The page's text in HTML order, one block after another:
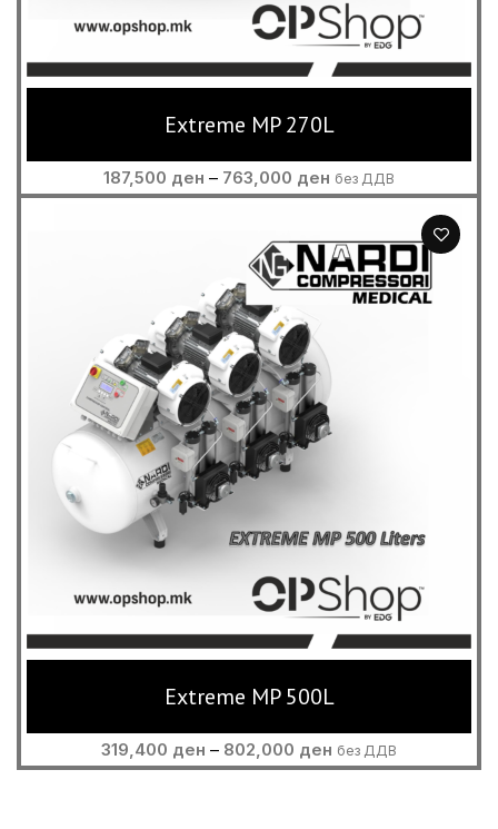
Extreme MP 270L
187,500 ден – 763,000 ден Price
range:
through
763,000 ден
без ДДВ
Extreme MP 500L
319,400 ден – 802,000 ден Price
range:
без ДДВ